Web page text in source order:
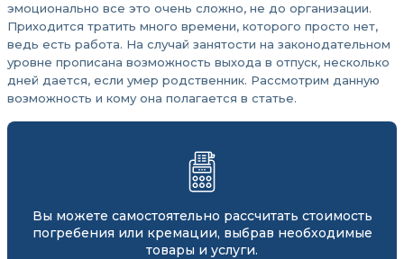
эмоционально все это очень сложно, не до организации.
Приходится тратить много времени, которого просто нет,
ведь есть работа. На случай занятости на законодательном
уровне прописана возможность выхода в отпуск, несколько
дней дается, если умер родственник. Рассмотрим данную
возможность и кому она полагается в статье.
Вы можете самостоятельно рассчитать стоимость
погребения или кремации, выбрав необходимые
товары и услуги.